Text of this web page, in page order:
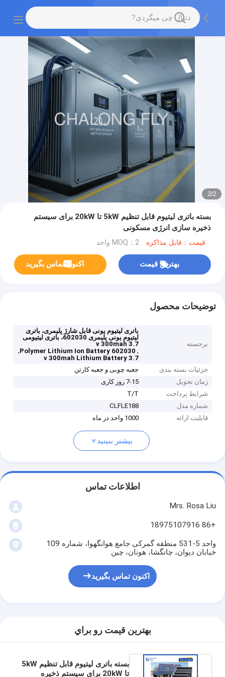
2
/
2
بسته باتری لیتیوم قابل تنظیم 5kW تا 20kW برای سیستم
ذخیره سازی انرژی مسکونی
قیمت：قابل مذاکره MOQ：2 واحد
بهترین قیمت اکنون تماس بگیرید
توضیحات محصول
برجسته
باتری لیتیوم یونی قابل شارژ پلیمری، باتری
لیتیوم یونی پلیمری 602030، باتری لیتیومی
3.7 v 300mah
,
602030 Polymer Lithium Ion Battery
,
3.7 v 300mah Lithium Battery
جزئیات بسته بندی
جعبه چوبی و جعبه کارتن
زمان تحویل
7-15 روز کاری
شرایط پرداخت
T/T
شماره مدل
CLFLE188
قابلیت ارائه
1000 واحد در ماه
بیشتر ببینید
اطلاعات تماس
Mrs. Rosa Liu
+86 18975107916
واحد 5-531 منطقه گمرکی جامع هوانگهوا، شماره 109
خیابان دیوان، چانگشا، هونان، چین
اکنون تماس بگیرید
بهترين قيمت رو براي
بسته باتری لیتیوم قابل تنظیم 5kW
تا 20kW برای سیستم ذخیره